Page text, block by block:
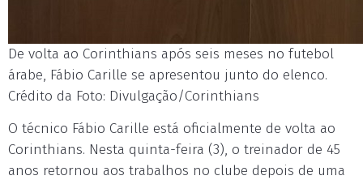
De volta ao Corinthians após seis meses no futebol
árabe, Fábio Carille se apresentou junto do elenco.
Crédito da Foto: Divulgação/Corinthians
O técnico Fábio Carille está oficialmente de volta ao
Corinthians. Nesta quinta-feira (3), o treinador de 45
anos retornou aos trabalhos no clube depois de uma